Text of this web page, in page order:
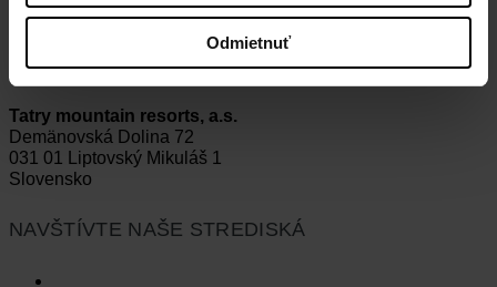
Odmietnuť
Tatry mountain resorts, a.s.
Demänovská Dolina 72
031 01 Liptovský Mikuláš 1
Slovensko
NAVŠTÍVTE NAŠE STREDISKÁ